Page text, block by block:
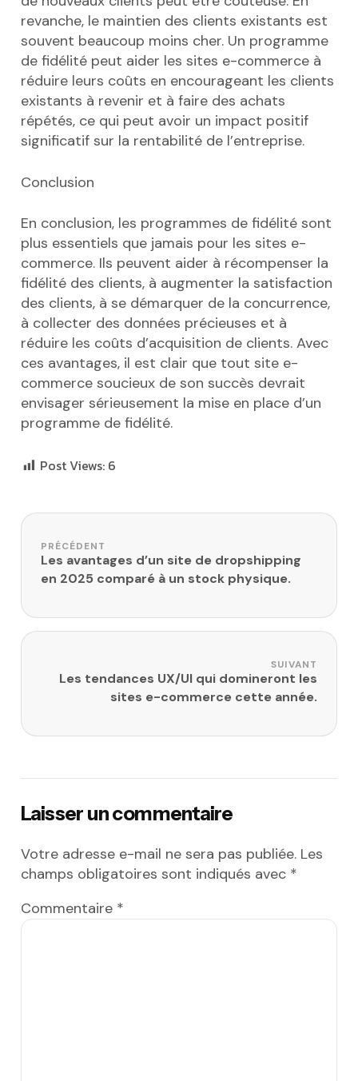
revanche, le maintien des clients existants est
souvent beaucoup moins cher. Un programme
de fidélité peut aider les sites e-commerce à
réduire leurs coûts en encourageant les clients
existants à revenir et à faire des achats
répétés, ce qui peut avoir un impact positif
significatif sur la rentabilité de l’entreprise.
Conclusion
En conclusion, les programmes de fidélité sont
plus essentiels que jamais pour les sites e-
commerce. Ils peuvent aider à récompenser la
fidélité des clients, à augmenter la satisfaction
des clients, à se démarquer de la concurrence,
à collecter des données précieuses et à
réduire les coûts d’acquisition de clients. Avec
ces avantages, il est clair que tout site e-
commerce soucieux de son succès devrait
envisager sérieusement la mise en place d’un
programme de fidélité.
Post Views: 6
Navigation de l’article
PRÉCÉDENT
Les avantages d’un site de dropshipping
en 2025 comparé à un stock physique.
SUIVANT
Les tendances UX/UI qui domineront les
sites e-commerce cette année.
Laisser un commentaire
Votre adresse e-mail ne sera pas publiée. Les
champs obligatoires sont indiqués avec *
Commentaire *